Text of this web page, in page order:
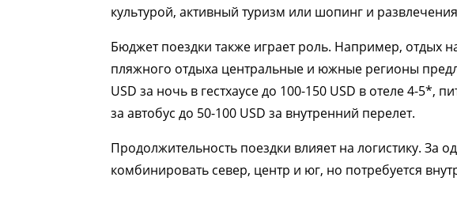
культурой, активный туризм или шопинг и
Бюджет поездки также играет роль. Например, отдых
пляжного отдыха центральные и южные регионы
USD за ночь в гестхаусе до 100-150 USD в отеле 4-
за автобус до 50-100 USD за внутренний перелет.
Продолжительность поездки влияет на логистику.
комбинировать север, центр и юг, но потребуется